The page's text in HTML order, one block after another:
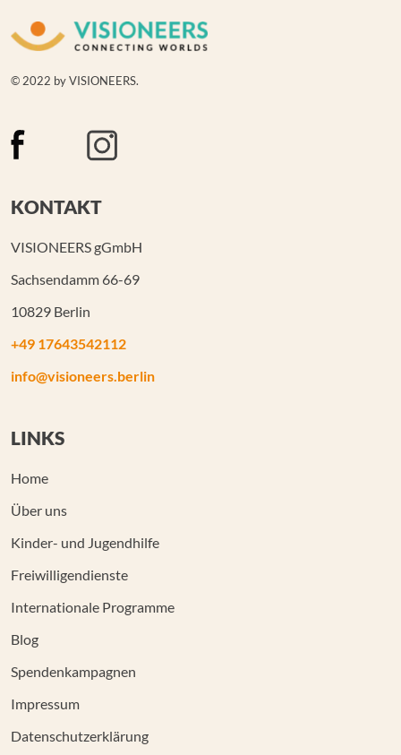
© 2022 by VISIONEERS.
KONTAKT
VISIONEERS gGmbH
Sachsendamm 66-69
10829 Berlin
+49 17643542112
info@visioneers.berlin
LINKS
Home
Über uns
Kinder- und Jugendhilfe
Freiwilligendienste
Internationale Programme
Blog
Spendenkampagnen
Impressum
Datenschutzerklärung